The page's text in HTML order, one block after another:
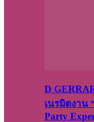
D
เนรมิตงาน
Party